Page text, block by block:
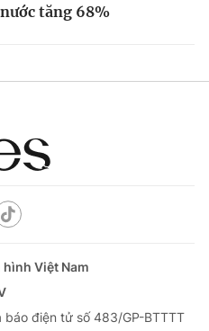
nước tăng 68%
Việt Nam
điện tử số 483/GP-BTTTT